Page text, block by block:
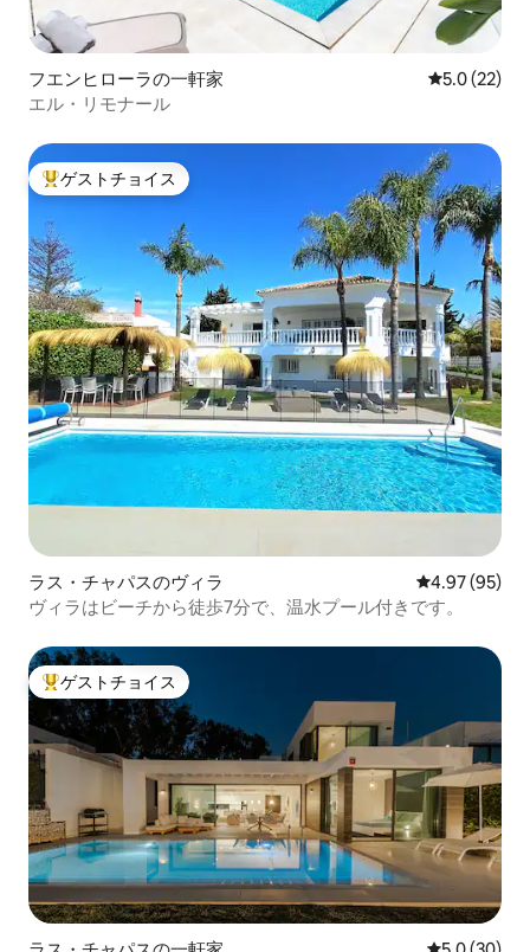
フエンヒローラの一軒家 レビュー22
5.0 (22)
エル・リモナール
大好評のゲストチョイスです。
ゲストチョイス
ラス・チャパスのヴィラ レビュー95
4.97 (95)
ヴィラはビーチから徒歩7分で、温水プール付きです。
大好評のゲストチョイスです。
ゲストチョイス